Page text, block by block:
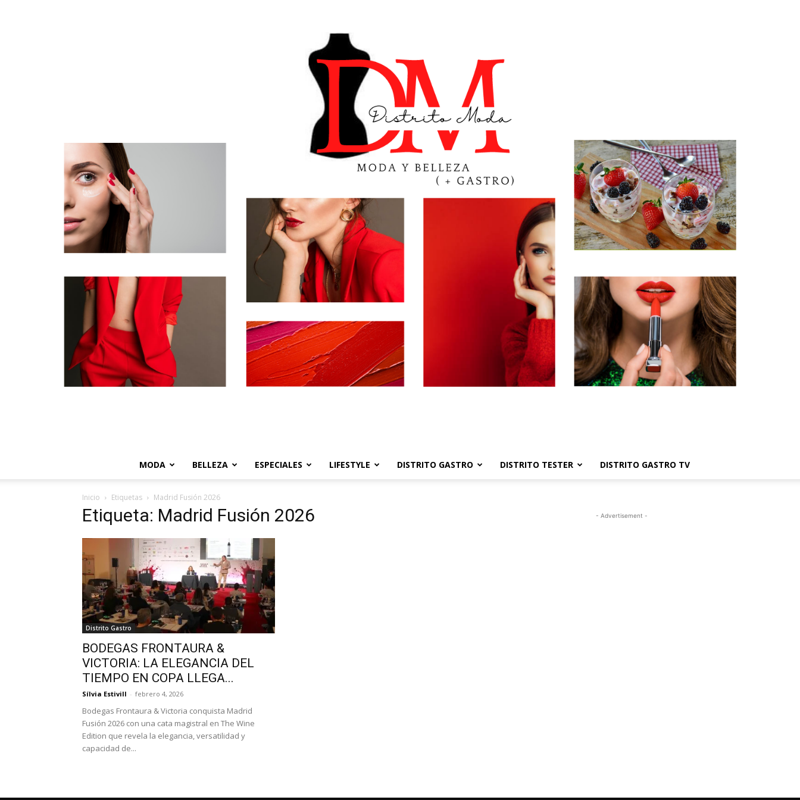
MODA BELLEZA ESPECIALES LIFESTYLE DISTRITO GASTRO DISTRITO TESTER DISTRITO GASTRO TV
Inicio Etiquetas Madrid Fusión 2026
Etiqueta: Madrid Fusión 2026
Distrito Gastro
BODEGAS FRONTAURA &
VICTORIA: LA ELEGANCIA DEL
TIEMPO EN COPA LLEGA...
Sílvia Estivill - febrero 4, 2026
Bodegas Frontaura & Victoria conquista Madrid
Fusión 2026 con una cata magistral en The Wine
Edition que revela la elegancia, versatilidad y
capacidad de...
- Advertisement -